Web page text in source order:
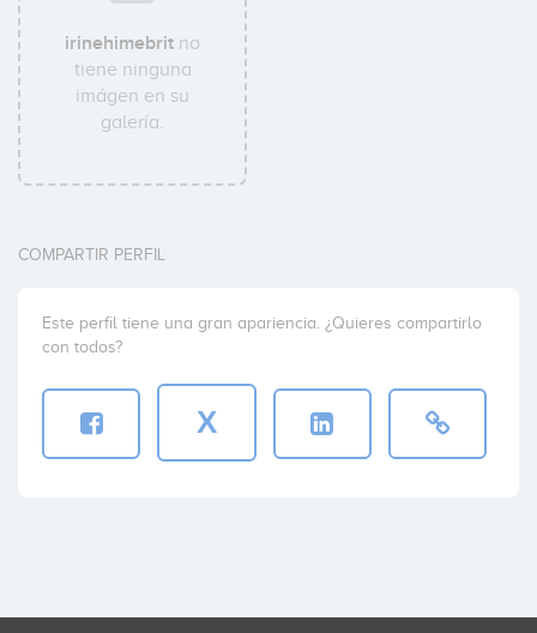
irinehimebrit no
tiene ninguna
imágen en su
galería.
COMPARTIR PERFIL
Este perfil tiene una gran apariencia. ¿Quieres compartirlo
con todos?
X